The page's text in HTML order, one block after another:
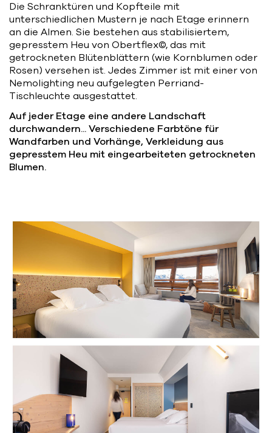
Die Schranktüren und Kopfteile mit
unterschiedlichen Mustern je nach Etage erinnern
an die Almen. Sie bestehen aus stabilisiertem,
gepresstem Heu von Obertflex©, das mit
getrockneten Blütenblättern (wie Kornblumen oder
Rosen) versehen ist. Jedes Zimmer ist mit einer von
Nemolighting neu aufgelegten Perriand-
Tischleuchte ausgestattet.
Auf jeder Etage eine andere Landschaft
durchwandern... Verschiedene Farbtöne für
Wandfarben und Vorhänge, Verkleidung aus
gepresstem Heu mit eingearbeiteten getrockneten
Blumen.